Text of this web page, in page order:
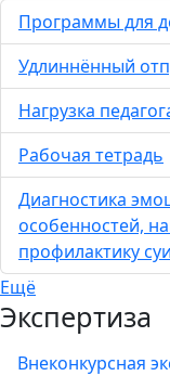
Программы для
Удлиннённый
Нагрузка
Рабочая тетрадь
Диагностика
особенностей,
профилактику
Ещё
Экспертиза
Внеконкурсная